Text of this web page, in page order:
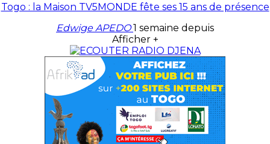
Togo : la Maison TV5MONDE fête ses 15 ans de présence
Edwige APEDO1 semaine depuis
Afficher +